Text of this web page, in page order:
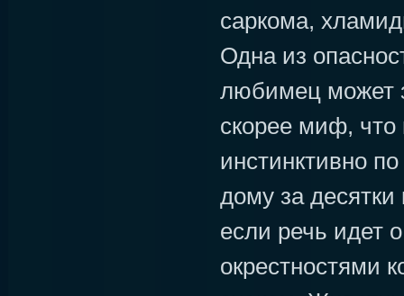
саркома,
Одна из
любимец может
скорее миф, что
инстинктивно
дому за
если речь идет
окрестностями